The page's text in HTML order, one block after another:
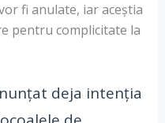
fi anulate, iar aceștia
pentru complicitate la
deja intenția